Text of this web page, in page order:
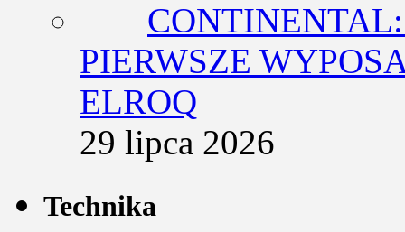
PIERWSZE
ELROQ
29 lipca 2026
Technika